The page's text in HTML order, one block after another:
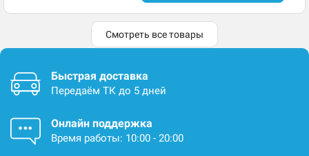
Смотреть все товары
Быстрая доставка
Передаём ТК до 5 дней
Онлайн поддержка
Время работы: 10:00 - 20:00